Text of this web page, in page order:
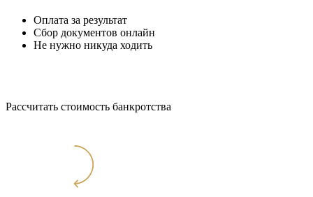
Оплата за результат
Сбор документов онлайн
Не нужно никуда ходить
Рассчитать стоимость банкротства